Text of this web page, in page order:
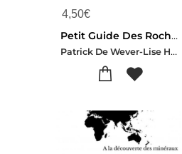
4,50€
Petit Guide Des Roches Et Mineraux : 70 Pierres A Decouvrir
Patrick De Wever-Lise Herzog